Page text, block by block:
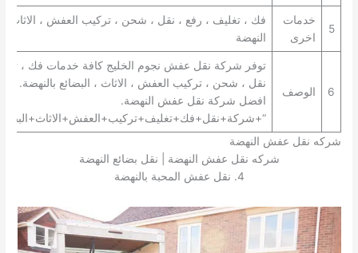
5
خدمات
اخرى
فك ، تغليف ، رفع ، نقل ، شحن ، تركيب العفش ، الاثاث ،
النهضة
6 الوصف
توفر شركة نقل عفش نجوم الخليج كافة خدمات فك ،
نقل ، شحن ، تركيب العفش ، الاثاث ، البضائع بالنهضة.
افضل شركة نقل عفش النهضة.
شركه نقل عفش النهضة
شركه نقل عفش النهضة | نقل بضائع النهضة
4. نقل عفش المحبة بالنهضة